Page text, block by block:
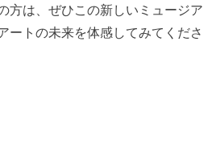
方は、ぜひこの新しいミュージア
ートの未来を体感してみてくださ